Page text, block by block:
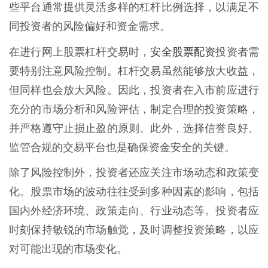
些平台通常提供灵活多样的杠杆比例选择，以满足不
同投资者的风险偏好和资金需求。
在进行网上股票杠杆交易时，安全股票配资投资者需
要特别注意风险控制。杠杆交易虽然能够放大收益，
但同样也会放大风险。因此，投资者在入市前应进行
充分的市场分析和风险评估，制定合理的投资策略，
并严格遵守止损止盈的原则。此外，选择信誉良好、
监管合规的交易平台也是确保资金安全的关键。
除了风险控制外，投资者还应关注市场动态和政策变
化。股票市场的波动往往受到多种因素的影响，包括
国内外经济环境、政策走向、行业动态等。投资者应
时刻保持敏锐的市场触觉，及时调整投资策略，以应
对可能出现的市场变化。